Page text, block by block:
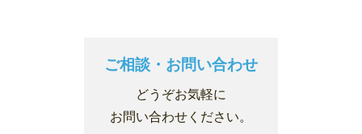
ご相談・お問い合わせ
どうぞお気軽に
お問い合わせください。